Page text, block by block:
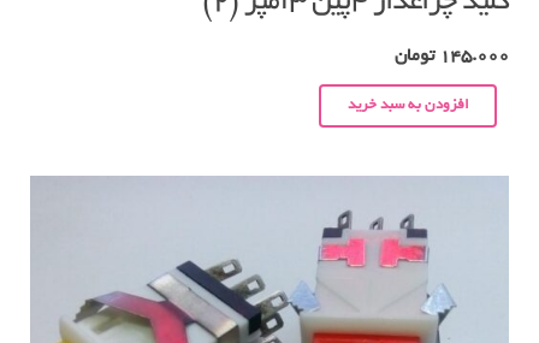
145.000 تومان
افزودن به سبد خرید